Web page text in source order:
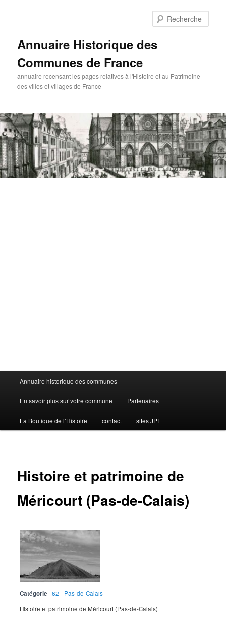
Annuaire Historique des
Communes de France
annuaire recensant les pages relatives à l'Histoire et au Patrimoine
des villes et villages de France
Menu
principal
Annuaire historique des communes
En savoir plus sur votre commune Partenaires
La Boutique de l’Histoire contact sites JPF
Histoire et patrimoine de
Méricourt (Pas-de-Calais)
Catégorie
62 - Pas-de-Calais
Histoire et patrimoine de Méricourt (Pas-de-Calais)